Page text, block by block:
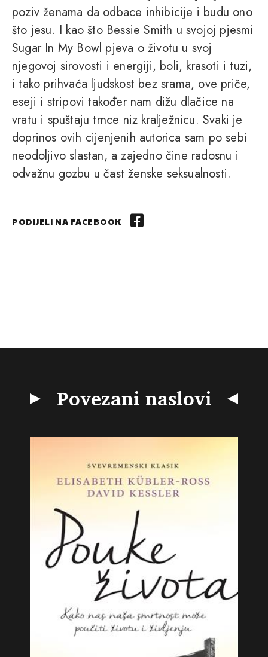
poziv ženama da odbace inhibicije i budu ono
što jesu. I kao što Bessie Smith u svojoj pjesmi
Sugar In My Bowl pjeva o životu u svoj
njegovoj sirovosti i energiji, boli, krasoti i tuzi,
i tako prihvaća ljudskost bez srama, ove priče,
eseji i stripovi također nam dižu dlačice na
vratu i spuštaju trnce niz kralježnicu. Svaki je
doprinos ovih cijenjenih autorica sam po sebi
neodoljivo slastan, a zajedno čine radosnu i
odvažnu gozbu u čast ženske seksualnosti.
PODIJELI NA FACEBOOK
Povezani naslovi